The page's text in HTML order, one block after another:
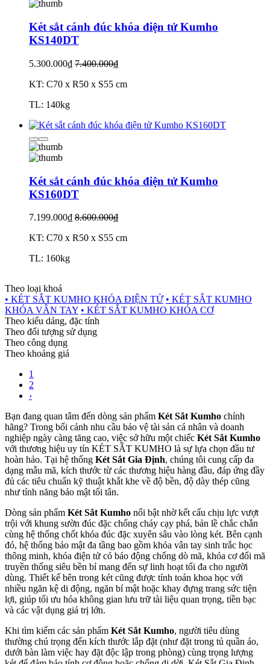
Két sắt cánh đúc khóa điện tử Kumho
KS140DT
5.300.000₫ 7.400.000₫
KT: C70 x R50 x S55 cm
TL: 140kg
Két sắt cánh đúc khóa điện tử Kumho
KS160DT
7.199.000₫ 8.600.000₫
KT: C70 x R50 x S55 cm
TL: 160kg
Theo loại khoá
• KÉT SẮT KUMHO KHÓA ĐIỆN TỬ • KÉT SẮT KUMHO
KHÓA VÂN TAY • KÉT SẮT KUMHO KHÓA CƠ
Theo kiểu dáng, đặc tính
Theo đối tượng sử dụng
Theo công dụng
Theo khoảng giá
1
2
›
Bạn đang quan tâm đến dòng sản phẩm Két Sắt Kumho chính
hãng? Trong bối cảnh nhu cầu bảo vệ tài sản cá nhân và doanh
nghiệp ngày càng tăng cao, việc sở hữu một chiếc Két Sắt Kumho
với thương hiệu uy tín KÉT SẮT KUMHO là sự lựa chọn đầu tư
hoàn hảo. Tại hệ thống Két Sắt Gia Định, chúng tôi cung cấp đa
dạng mẫu mã, kích thước từ các thương hiệu hàng đầu, đáp ứng đầy
đủ các tiêu chuẩn kỹ thuật khắt khe về độ bền, độ dày thép cũng
như tính năng bảo mật tối tân.
Dòng sản phẩm Két Sắt Kumho nổi bật nhờ kết cấu chịu lực vượt
trội với khung sườn đúc đặc chống cháy cạy phá, bản lề chắc chắn
cùng hệ thống chốt khóa đúc đặc xuyên sâu vào lòng két. Bên cạnh
đó, hệ thống bảo mật đa tầng bao gồm khóa vân tay sinh trắc học
thông minh, khóa điện tử có báo động chống dò mã, khóa cơ đổi mã
truyền thống siêu bền bỉ mang đến sự linh hoạt tối đa cho người
dùng. Thiết kế bên trong két cũng được tính toán khoa học với
nhiều ngăn kệ di động, ngăn bí mật hoặc khay đựng trang sức tiện
lợi, giúp tối ưu hóa không gian lưu trữ tài liệu quan trọng, tiền bạc
và các vật dụng giá trị lớn.
Khi tìm kiếm các sản phẩm Két Sắt Kumho, người tiêu dùng
thường chú trọng đến kích thước lắp đặt (như đặt trong tủ quần áo,
dưới bàn làm việc hay đặt độc lập trong phòng) cùng trọng lượng